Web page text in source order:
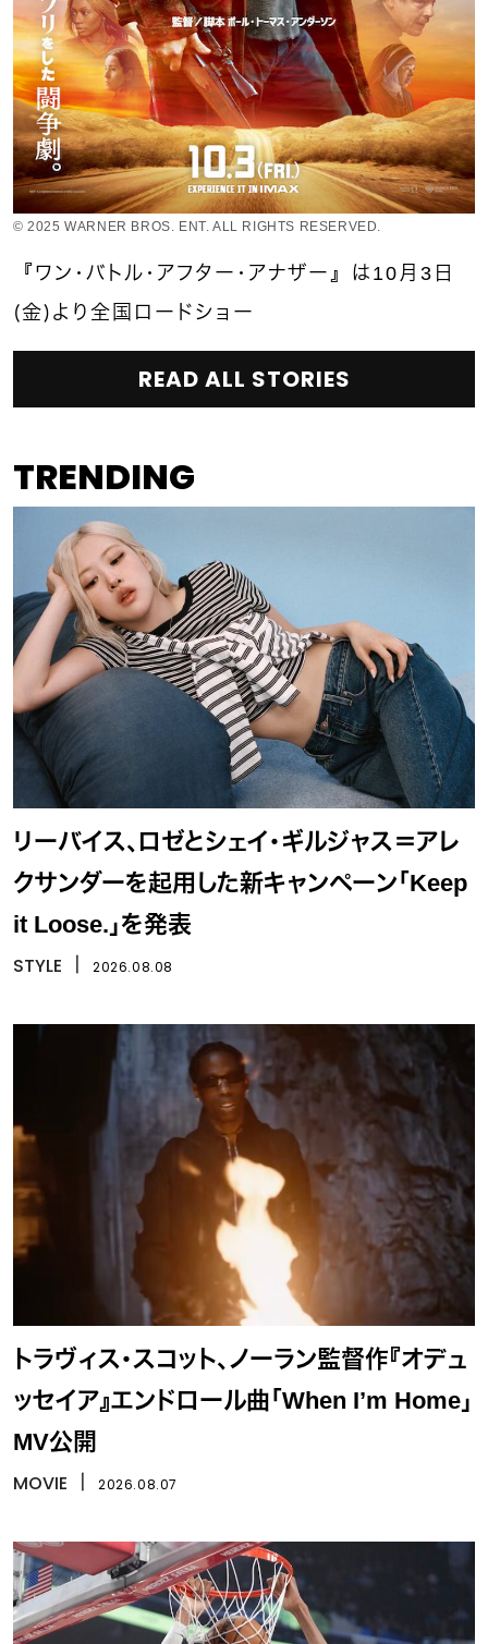
© 2025 WARNER BROS. ENT. ALL RIGHTS RESERVED.
『ワン・バトル・アフター・アナザー』は10月3日
（金）より全国ロードショー
READ ALL STORIES
TRENDING
リーバイス、ロゼとシェイ・ギルジャス＝アレ
クサンダーを起用した新キャンペーン「Keep
it Loose.」を発表
STYLE 2026.08.08
トラヴィス・スコット、ノーラン監督作『オデュ
ッセイア』エンドロール曲「When I’m Home」
MV公開
MOVIE 2026.08.07